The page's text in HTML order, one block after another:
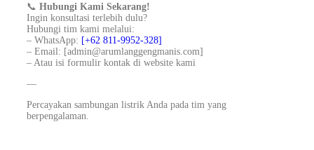
📞 Hubungi Kami Sekarang!
Ingin konsultasi terlebih dulu?
Hubungi tim kami melalui:
– WhatsApp: [+62 811-9952-328]
– Email: [admin@arumlanggengmanis.com]
– Atau isi formulir kontak di website kami
—
Percayakan sambungan listrik Anda pada tim yang
berpengalaman.